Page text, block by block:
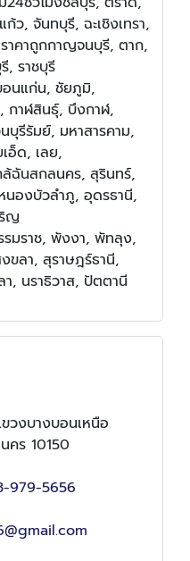
ว, จันทบุรี, ฉะเชิงเทรา,
าคาถูกกาญจนบุรี, ตาก,
, ราชบุรี
อนแก่น, ชัยภูมิ,
กาฬสินธุ์, บึงกาฬ,
บุรีรัมย์, มหาสารคาม,
อ็ด, เลย,
ล้ฉันสกลนคร, สุรินทร์,
นองบัวลำภู, อุดรธานี,
ญ
รมราช, พังงา, พัทลุง,
ขลา, สุราษฎร์ธานี,
, นราธิวาส, ปัตตานี
วงบางบอนเหนือ
คร 10150
979-5656